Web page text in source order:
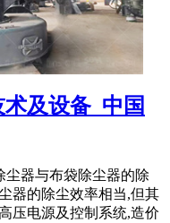
及设备_中国
尘器与布袋除尘器的除
器的除尘效率相当,但其
压电源及控制系统,造价